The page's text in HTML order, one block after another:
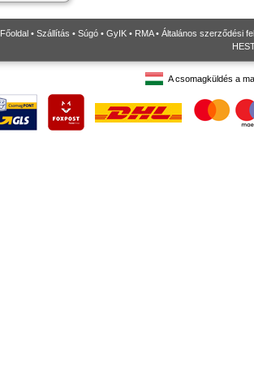
Főoldal • Szállítás • Súgó • GyIK • RMA• Általános szerződési
A csomagküldés a